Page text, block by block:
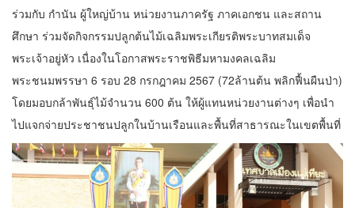
ร่วมกับ กำนัน ผู้ใหญ่บ้าน หน่วยงานภาครัฐ ภาคเอกชน และสถาน
ศึกษา ร่วมจัดกิจกรรมปลูกต้นไม้เฉลิมพระเกียรติพระบาทสมเด็จ
พระเจ้าอยู่หัว เนื่องในโอกาสพระราชพิธีมหามงคลเฉลิม
พระชนมพรรษา 6 รอบ 28 กรกฎาคม 2567 (72ล้านต้น พลิกฟื้นผืนป่า)
โดยมอบกล้าพันธุ์ไม้จำนวน 600 ต้น ให้ผู้แทนหน่วยงานต่างๆ เพื่อนำ
ไปแจกจ่ายประชาชนปลูกในบ้านเรือนและพื้นที่สาธารณะในเขตพื้นที่